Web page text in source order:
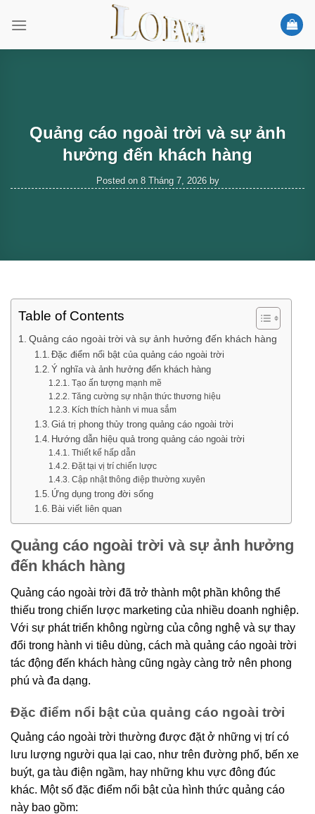
Quảng cáo ngoài trời và sự ảnh
hưởng đến khách hàng
Posted on 8 Tháng 7, 2026by
Table of Contents
Quảng cáo ngoài trời và sự ảnh hưởng đến khách hàng
Đặc điểm nổi bật của quảng cáo ngoài trời
Ý nghĩa và ảnh hưởng đến khách hàng
Tạo ấn tượng mạnh mẽ
Tăng cường sự nhận thức thương hiệu
Kích thích hành vi mua sắm
Giá trị phong thủy trong quảng cáo ngoài trời
Hướng dẫn hiệu quả trong quảng cáo ngoài trời
Thiết kế hấp dẫn
Đặt tại vị trí chiến lược
Cập nhật thông điệp thường xuyên
Ứng dụng trong đời sống
Bài viết liên quan
Quảng cáo ngoài trời và sự ảnh hưởng
đến khách hàng
Quảng cáo ngoài trời đã trở thành một phần không thể
thiếu trong chiến lược marketing của nhiều doanh nghiệp.
Với sự phát triển không ngừng của công nghệ và sự thay
đổi trong hành vi tiêu dùng, cách mà quảng cáo ngoài trời
tác động đến khách hàng cũng ngày càng trở nên phong
phú và đa dạng.
Đặc điểm nổi bật của quảng cáo ngoài trời
Quảng cáo ngoài trời thường được đặt ở những vị trí có
lưu lượng người qua lại cao, như trên đường phố, bến xe
buýt, ga tàu điện ngầm, hay những khu vực đông đúc
khác. Một số đặc điểm nổi bật của hình thức quảng cáo
này bao gồm: